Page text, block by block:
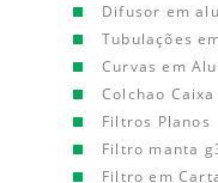
Difusor em
Tubulações
Curvas em
Colchao
Filtros Planos
Filtro manta
Filtro em